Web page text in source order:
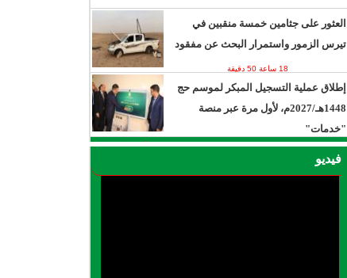
العثور على جثامين خمسة منقبين في
تيرس الزمور واستمرار البحث عن مفقود
18 ساعة 50 دقيقة
إطلاق عملية التسجيل المبكر لموسم حج
1448هـ/2027م، لأول مرة عبر منصة
"خدمات"
يوم واحد ساعة واحدة
فيديو